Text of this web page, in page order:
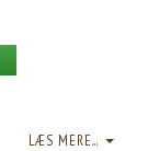
LÆS MERE...